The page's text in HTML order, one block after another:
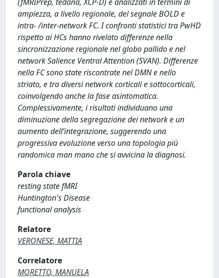
ampiezza, a livello regionale, del segnale BOLD e
intra- /inter-network FC. I confronti statistici tra PwHD
rispetto ai HCs hanno rivelato differenze nella
sincronizzazione regionale nel globo pallido e nel
network Salience Ventral Attention (SVAN). Differenze
nella FC sono state riscontrate nel DMN e nello
striato, e tra diversi network corticali e sottocorticali,
coinvolgendo anche la fase asintomatica.
Complessivamente, i risultati individuano una
diminuzione della segregazione dei network e un
aumento dell’integrazione, suggerendo una
progressiva evoluzione verso una topologia più
randomica man mano che si avvicina la diagnosi.
Parola chiave
resting state fMRI
Huntington's Disease
functional analysis
Relatore
VERONESE, MATTIA
Correlatore
MORETTO, MANUELA